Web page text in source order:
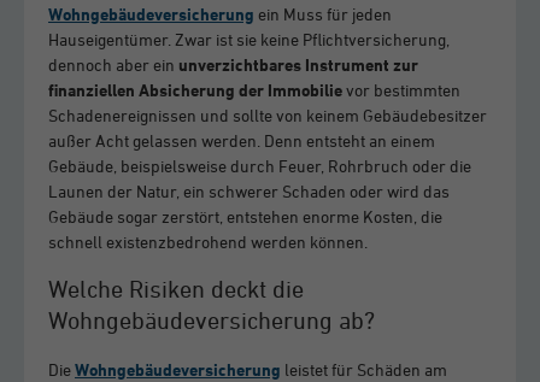
Wohngebäudeversicherung ein Muss für jeden
Hauseigentümer. Zwar ist sie keine Pflichtversicherung,
dennoch aber ein unverzichtbares Instrument zur
finanziellen Absicherung der Immobilievor bestimmten
Schadenereignissen und sollte von keinem Gebäudebesitzer
außer Acht gelassen werden. Denn entsteht an einem
Gebäude, beispielsweise durch Feuer, Rohrbruch oder die
Launen der Natur, ein schwerer Schaden oder wird das
Gebäude sogar zerstört, entstehen enorme Kosten, die
schnell existenzbedrohend werden können.
Welche Risiken deckt die
Wohngebäudeversicherung ab?
DieWohngebäudeversicherung leistet für Schäden am